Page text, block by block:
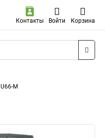
Контакты Войти Корзина
M